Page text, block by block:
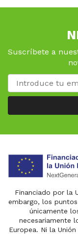
Suscríbete a
Financiado por la
embargo, los
únicamente
necesariamente
Europea. Ni la